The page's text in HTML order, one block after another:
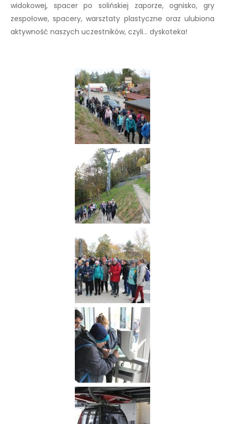
widokowej, spacer po solińskiej zaporze, ognisko, gry
zespołowe, spacery, warsztaty plastyczne oraz ulubiona
aktywność naszych uczestników, czyli… dyskoteka!